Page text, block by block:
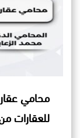
محامي
للعقارات